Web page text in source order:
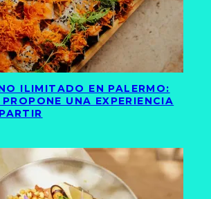
ILIMITADO EN PALERMO:
UNA EXPERIENCIA